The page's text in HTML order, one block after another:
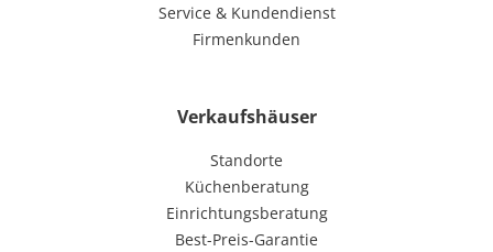
Service & Kundendienst
Firmenkunden
Verkaufshäuser
Standorte
Küchenberatung
Einrichtungsberatung
Best-Preis-Garantie